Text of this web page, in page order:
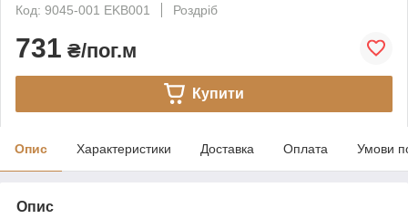
Код: 9045-001 EKB001
Роздріб
731 ₴/пог.м
Купити
Опис Характеристики Доставка Оплата Умови
Опис